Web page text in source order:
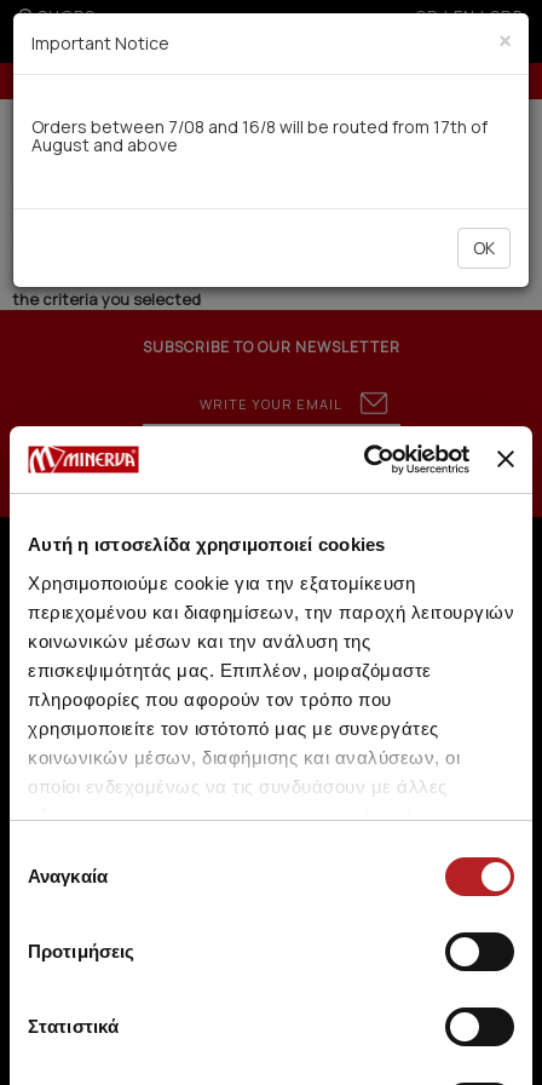
Αυτή η ιστοσελίδα χρησιμοποιεί cookies
Χρησιμοποιούμε cookie για την εξατομίκευση
περιεχομένου και διαφημίσεων, την παροχή λειτουργιών
κοινωνικών μέσων και την ανάλυση της
επισκεψιμότητάς μας. Επιπλέον, μοιραζόμαστε
πληροφορίες που αφορούν τον τρόπο που
χρησιμοποιείτε τον ιστότοπό μας με συνεργάτες
κοινωνικών μέσων, διαφήμισης και αναλύσεων, οι
οποίοι ενδεχομένως να τις συνδυάσουν με άλλες
πληροφορίες που τους έχετε παραχωρήσει ή τις οποίες
των υπηρεσιών τους.
συγκατάθεσης
Αναγκαία
Προτιμήσεις
Στατιστικά
SHOPS GR|EN|SRB
Up to 3 interest-free installments with credit cards for orders over 50€
Delivery in 7-9 working days via UPS
Filter
No products were found with
the criteria you selected
SUBSCRIBE TO OUR NEWSLETTER
SHIPPING
Free shipping over 100 € for
EU & over 150 € for non EU
PAYMENTS
Debit Card, Credit Card,
Paypal
×
Important Notice
Orders between 7/08 and 16/8 will be routed from 17th of
August and above
OK